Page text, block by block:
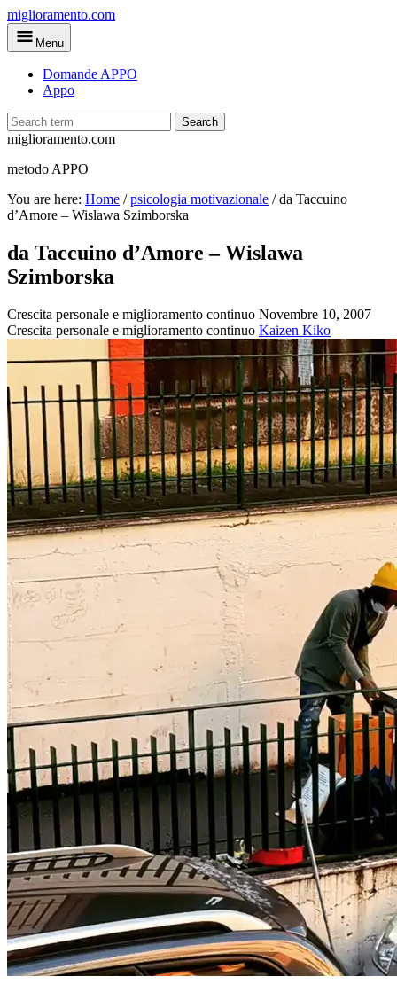
Skip
to
main
miglioramento.com
Menu
Domande APPO
Appo
Search
miglioramento.com
metodo APPO
You are here: Home /psicologia motivazionale /da Taccuino
d’Amore – Wislawa Szimborska
da Taccuino d’Amore – Wislawa
Szimborska
Crescita personale e miglioramento continuo Novembre 10, 2007
Crescita personale e miglioramento continuo Kaizen Kiko